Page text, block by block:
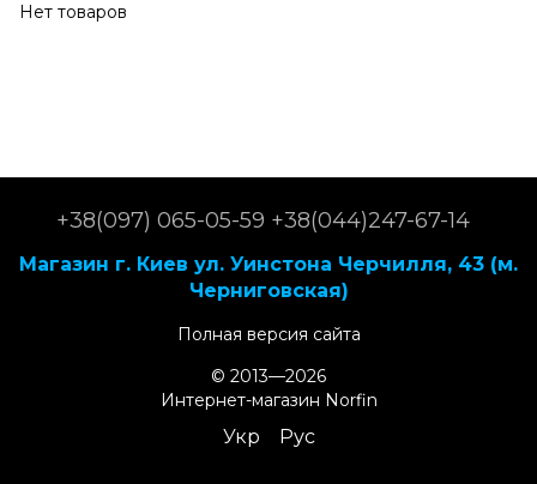
Нет товаров
+38(097) 065-05-59 +38(044)247-67-14
Магазин г. Киев ул. Уинстона Черчилля, 43 (м.
Черниговская)
Полная версия сайта
© 2013—2026
Интернет-магазин Norfin
Укр Рус